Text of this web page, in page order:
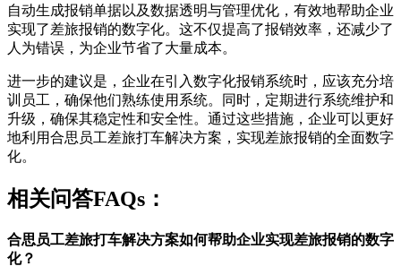
自动生成报销单据以及数据透明与管理优化，有效地帮助企业
实现了差旅报销的数字化。这不仅提高了报销效率，还减少了
人为错误，为企业节省了大量成本。
进一步的建议是，企业在引入数字化报销系统时，应该充分培
训员工，确保他们熟练使用系统。同时，定期进行系统维护和
升级，确保其稳定性和安全性。通过这些措施，企业可以更好
地利用合思员工差旅打车解决方案，实现差旅报销的全面数字
化。
相关问答FAQs：
合思员工差旅打车解决方案如何帮助企业实现差旅报销的数字
化？